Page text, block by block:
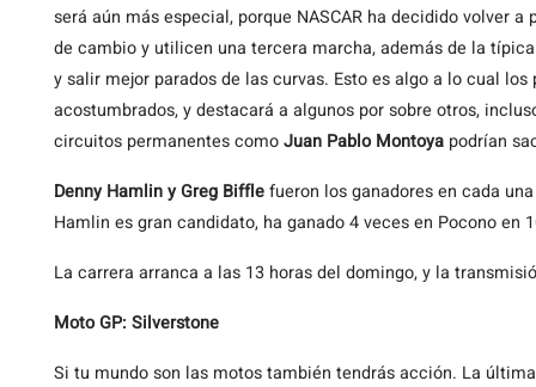
será aún más especial, porque NASCAR ha decidido volver
de cambio y utilicen una tercera marcha, además de la
y salir mejor parados de las curvas. Esto es algo a lo cual
acostumbrados, y destacará a algunos por sobre otros,
circuitos permanentes comoJuan Pablo Montoya podrían
Denny Hamlin y Greg Bifflefueron los ganadores en cada
Hamlin es gran candidato, ha ganado 4 veces en Pocono en
La carrera arranca a las 13 horas del domingo, y la
Moto GP: Silverstone
Si tu mundo son las motos también tendrás acción. La